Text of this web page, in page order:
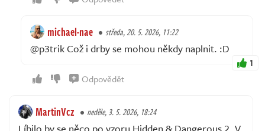
michael-nae středa, 20. 5. 2026, 11:22
@p3trik Což i drby se mohou někdy naplnit. :D
1
Odpovědět
MartinVcz neděle, 3. 5. 2026, 18:24